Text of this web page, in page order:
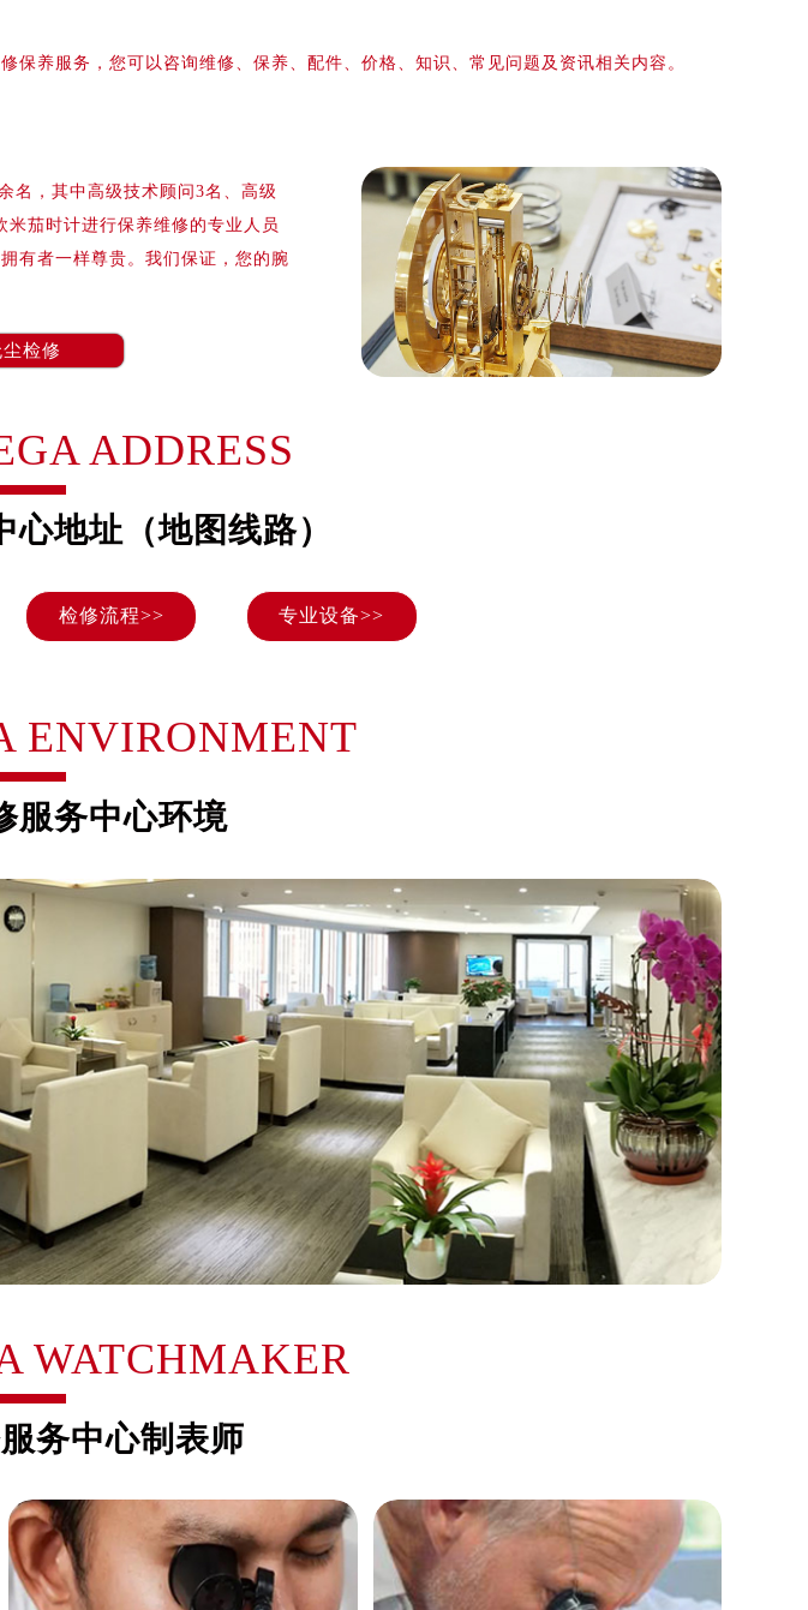
）
提前预约）
14层07室（需提前预约）
需提前预约）
预约）
室（需提前预约）
）
约）
约）
约）
需提前预约）
（需提前预约）
需提前预约）
预约）
预约）
预约）
预约）
约）
）
约）
约）
）
预约）
多斯大厦）23层2326室（需提前预约）
前预约）
提前预约）
保养服务，您可以咨询维修、保养、配件、价格、知识、常见问题及资讯相关内容。
名，其中高级技术顾问3名、高级
茄时计进行保养维修的专业人员
有者一样尊贵。我们保证，您的腕
检修
ADDRESS
地址（地图线路）
检修流程>> 专业设备>>
ENVIRONMENT
服务中心环境
WATCHMAKER
务中心制表师